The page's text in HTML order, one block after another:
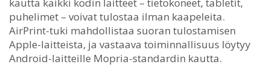
puhelimet – voivat tulostaa ilman kaapeleita.
AirPrint-tuki mahdollistaa suoran tulostamisen
Apple-laitteista, ja vastaava toiminnallisuus löytyy
Android-laitteille Mopria-standardin kautta.